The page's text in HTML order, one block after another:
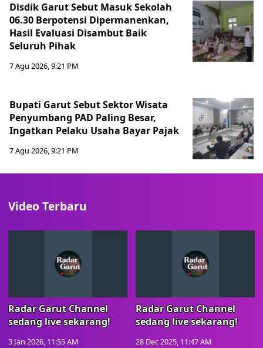
Disdik Garut Sebut Masuk Sekolah
06.30 Berpotensi Dipermanenkan,
Hasil Evaluasi Disambut Baik
Seluruh Pihak
7 Agu 2026, 9:21 PM
Bupati Garut Sebut Sektor Wisata
Penyumbang PAD Paling Besar,
Ingatkan Pelaku Usaha Bayar Pajak
7 Agu 2026, 9:21 PM
Video Terbaru
Radar Garut Channel
sedang live sekarang!
3 Jan 2026, 11:55 AM
Radar Garut Channel
sedang live sekarang!
28 Dec 2025, 11:47 AM